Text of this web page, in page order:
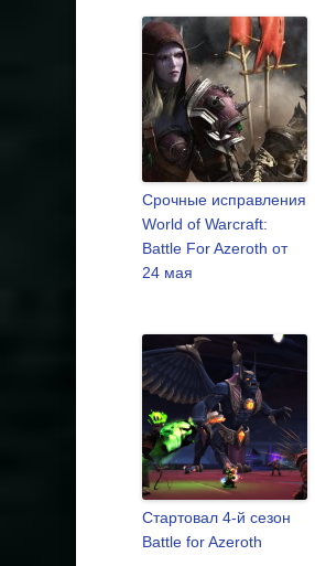
Срочные исправления
World of Warcraft:
Battle For Azeroth от
24 мая
Стартовал 4-й сезон
Battle for Azeroth